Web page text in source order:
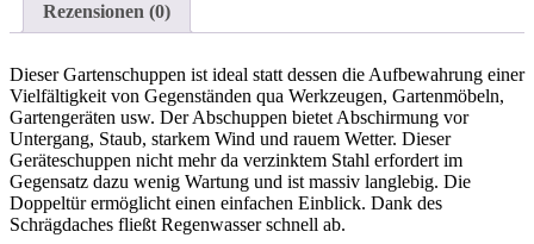
Rezensionen (0)
Dieser Gartenschuppen ist ideal statt dessen die Aufbewahrung einer
Vielfältigkeit von Gegenständen qua Werkzeugen, Gartenmöbeln,
Gartengeräten usw. Der Abschuppen bietet Abschirmung vor
Untergang, Staub, starkem Wind und rauem Wetter. Dieser
Geräteschuppen nicht mehr da verzinktem Stahl erfordert im
Gegensatz dazu wenig Wartung und ist massiv langlebig. Die
Doppeltür ermöglicht einen einfachen Einblick. Dank des
Schrägdaches fließt Regenwasser schnell ab.